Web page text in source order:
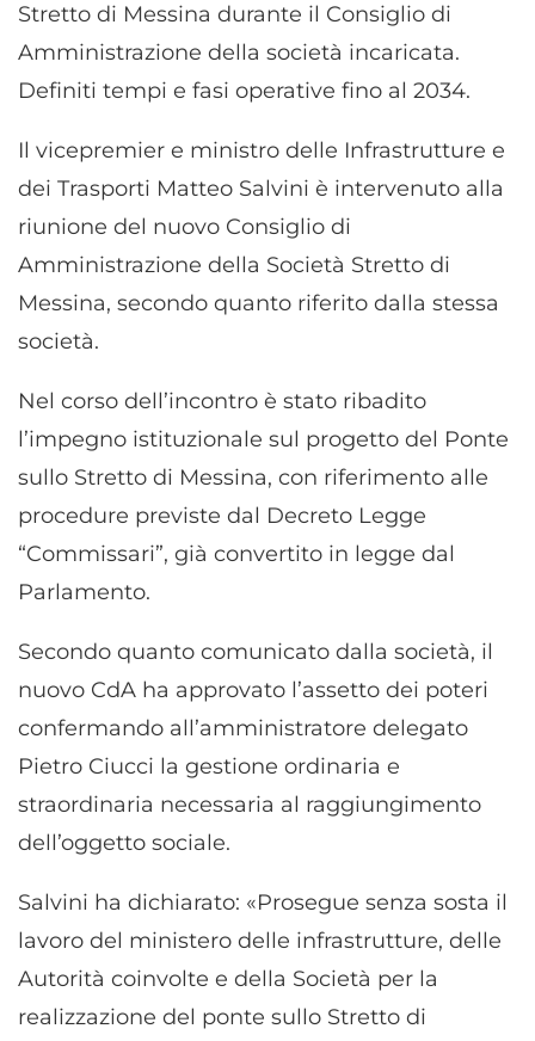
Stretto di Messina durante il Consiglio di
Amministrazione della società incaricata.
Definiti tempi e fasi operative fino al 2034.
Il vicepremier e ministro delle Infrastrutture e
dei Trasporti Matteo Salvini è intervenuto alla
riunione del nuovo Consiglio di
Amministrazione della Società Stretto di
Messina, secondo quanto riferito dalla stessa
società.
Nel corso dell’incontro è stato ribadito
l’impegno istituzionale sul progetto del Ponte
sullo Stretto di Messina, con riferimento alle
procedure previste dal Decreto Legge
“Commissari”, già convertito in legge dal
Parlamento.
Secondo quanto comunicato dalla società, il
nuovo CdA ha approvato l’assetto dei poteri
confermando all’amministratore delegato
Pietro Ciucci la gestione ordinaria e
straordinaria necessaria al raggiungimento
dell’oggetto sociale.
Salvini ha dichiarato: «Prosegue senza sosta il
lavoro del ministero delle infrastrutture, delle
Autorità coinvolte e della Società per la
realizzazione del ponte sullo Stretto di